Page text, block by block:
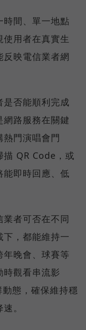
間、單一地點
用者在真實生
映電信業者網
是否能順利完成
路服務在關鍵
門演唱會門
描 QR Code，或
能即時回應、低
者可否在不同
，都能維持一
晚會、球賽等
時觀看串流影
態，確保維持穩
。